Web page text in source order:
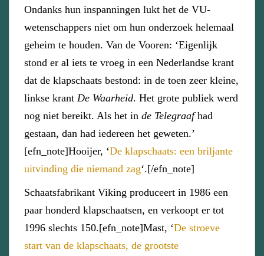
Ondanks hun inspanningen lukt het de VU-
wetenschappers niet om hun onderzoek helemaal
geheim te houden. Van de Vooren: ‘Eigenlijk
stond er al iets te vroeg in een Nederlandse krant
dat de klapschaats bestond: in de toen zeer kleine,
linkse krant De Waarheid. Het grote publiek werd
nog niet bereikt. Als het in de Telegraafhad
gestaan, dan had iedereen het geweten.’
[efn_note]Hooijer, ‘De klapschaats: een briljante
uitvinding die niemand zag‘.[/efn_note]
Schaatsfabrikant Viking produceert in 1986 een
paar honderd klapschaatsen, en verkoopt er tot
1996 slechts 150.[efn_note]Mast, ‘De stroeve
start van de klapschaats, de grootste